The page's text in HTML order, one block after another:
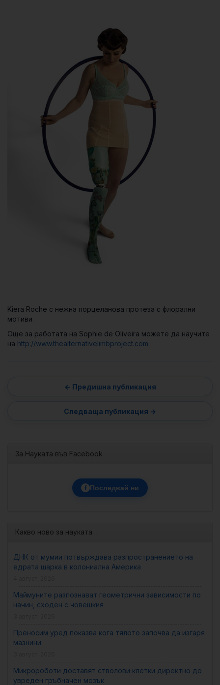
Kiera Roche с нежна порцеланова протеза с флорални
мотиви.
Още за работата на Sophie de Oliveira можете да научите
на http://www.thealternativelimbproject.com.
За Науката във Facebook
f Последвай ни
Какво ново за науката…
ДНК от мумии потвърждава разпространението на
едрата шарка в колониална Америка
Маймуните разпознават геометрични зависимости по
начин, сходен с човешкия
Преносим уред показва кога тялото започва да изгаря
мазнини
Микророботи доставят стволови клетки директно до
увреден гръбначен мозък